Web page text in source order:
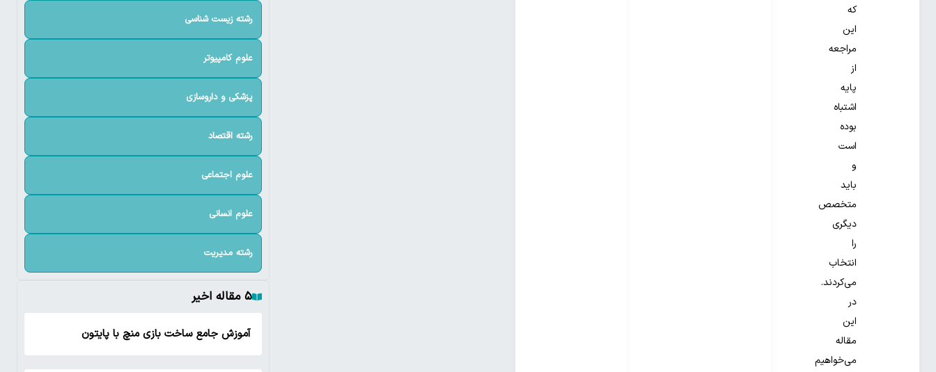
که
این
مراجعه
از
پایه
اشتباه
بوده
است
و
باید
متخصص
دیگری
را
انتخاب
می‌کردند.
در
این
مقاله
می‌خواهیم
رشته زیست شناسی
علوم کامپیوتر
پزشکی و داروسازی
رشته اقتصاد
علوم اجتماعی
علوم انسانی
رشته مدیریت
۵ مقاله اخیر
آموزش جامع ساخت بازی منچ با پایتون